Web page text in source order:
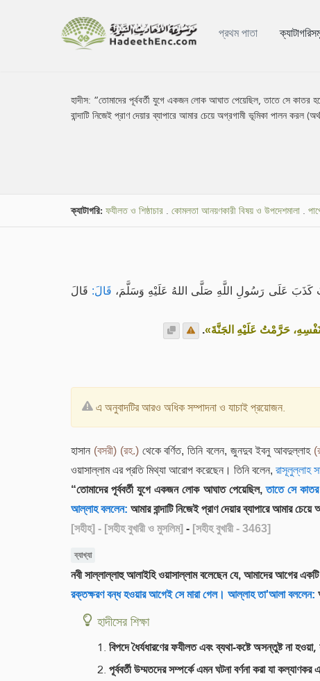
প্রথম পাতা
হাদীস: “তোমাদের পূর্ববর্তী যুগে একজন লোক আঘাত পেয়েছিল, তাতে সে
বান্দাটি নিজেই প্রাণ দেয়ার ব্যাপারে আমার চেয়ে অগ্রগামী ভূমিকা পালন
ক্যাটাগরি: ফযীলত ও শিষ্ঠাচার . কোমলতা আনয়ণকারী বিষয় ও উপদেশমালা .
كَذَبَ عَلَى رَسُولِ اللَّهِ صَلَّى اللهُ عَلَيْهِ وَسَلَّمَ، قَالَ: قَالَ
حَرَّمْتُ عَلَيْهِ الجَنَّةَ».
এ অনুবাদটির আরও অধিক সম্পাদনা ও যাচাই প্রয়োজন.
হাসান (বসরী) (রহ.)থেকে বর্ণিত, তিনি বলেন, জুনদুব ইবনু আবদুল্লাহ
ওয়াসাল্লাম এর প্রতি মিথ্যা আরোপ করেছেন। তিনি বলেন, রাসূলুল্লাহ
“তোমাদের পূর্ববর্তী যুগে একজন লোক আঘাত পেয়েছিল,তাতে সে কাতর
আল্লাহ বললেন: আমার বান্দাটি নিজেই প্রাণ দেয়ার ব্যাপারে আমার
[সহীহ] - [সহীহ বুখারী ও মুসলিম] - [সহীহ বুখারী - 3463]
ব্যাখ্যা
নবী সাল্লাল্লাহু আলাইহি ওয়াসাল্লাম বলেছেন যে, আমাদের আগের
রক্তক্ষরণ বন্ধ হওয়ার আগেই সে মারা গেল। আল্লাহ তা'আলা বললেন:
হাদীসের শিক্ষা
বিপদে ধৈর্যধারণের ফযীলত এবং ব্যথা-কষ্টে অসন্তুষ্ট না
পূর্ববর্তী উম্মতদের সম্পর্কে এমন ঘটনা বর্ণনা করা যা কল্যাণকর